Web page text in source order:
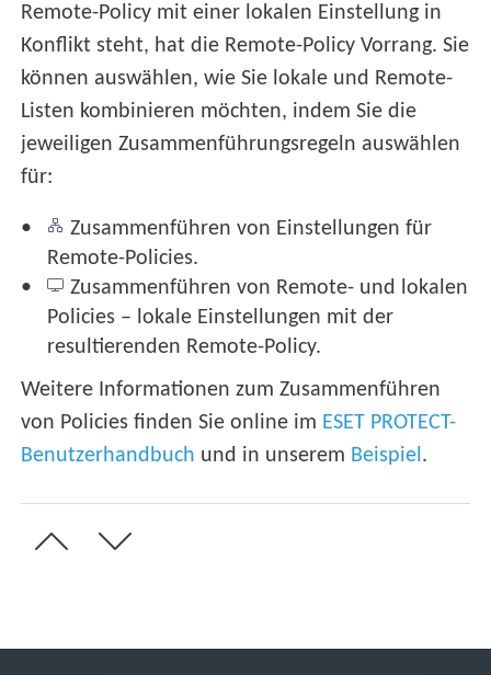
Remote-Policy mit einer lokalen Einstellung in
Konflikt steht, hat die Remote-Policy Vorrang. Sie
können auswählen, wie Sie lokale und Remote-
Listen kombinieren möchten, indem Sie die
jeweiligen Zusammenführungsregeln auswählen
für:
Zusammenführen von Einstellungen für
Remote-Policies.
Zusammenführen von Remote- und lokalen
Policies – lokale Einstellungen mit der
resultierenden Remote-Policy.
Weitere Informationen zum Zusammenführen
von Policies finden Sie online im ESET PROTECT-
Benutzerhandbuch und in unserem Beispiel .